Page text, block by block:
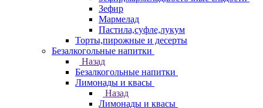
Зефир
Мармелад
Пастила,суфле,лукум
Торты,пирожные и десерты
Безалкогольные напитки
Назад
Безалкогольные напитки
Лимонады и квасы
Назад
Лимонады и квасы